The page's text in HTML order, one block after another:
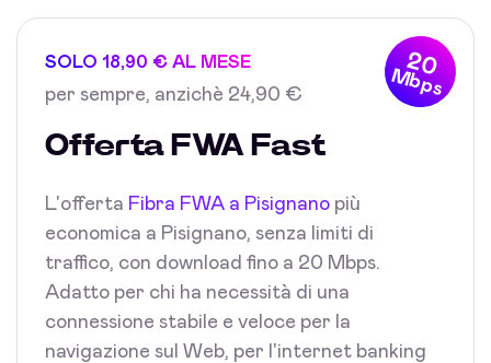
20
Mbps
SOLO 18,90 € AL MESE
per sempre, anzichè 24,90 €
Offerta FWA Fast
L'offerta Fibra FWA a Pisignano più
economica a Pisignano, senza limiti di
traffico, con download fino a 20 Mbps.
Adatto per chi ha necessità di una
connessione stabile e veloce per la
navigazione sul Web, per l'internet banking